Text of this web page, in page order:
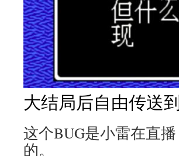
大结局后自由传送
这个BUG是小雷在直
的。